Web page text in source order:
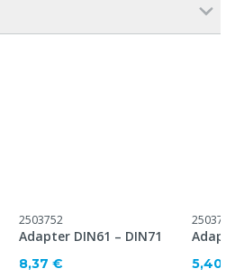
2503752
Adapter DIN61 – DIN71
8,37 €
2503755
5,40